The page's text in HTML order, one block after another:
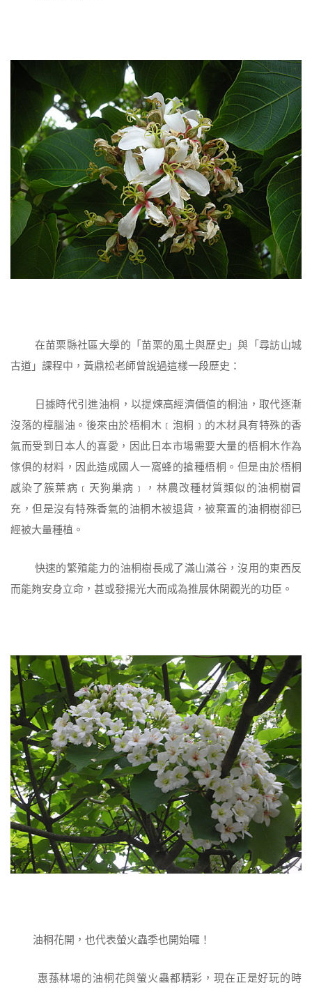
在苗栗縣社區大學的「苗栗的風土與歷史」與「尋訪山城
古道」課程中，黃鼎松老師曾說過這樣一段歷史：
日據時代引進油桐，以提煉高經濟價值的桐油，取代逐漸
沒落的樟腦油。後來由於梧桐木﹝泡桐﹞的木材具有特殊的香
氣而受到日本人的喜愛，因此日本市場需要大量的梧桐木作為
傢俱的材料，因此造成國人一窩蜂的搶種梧桐。但是由於梧桐
感染了簇葉病﹝天狗巢病﹞，林農改種材質類似的油桐樹冒
充，但是沒有特殊香氣的油桐木被退貨，被棄置的油桐樹卻已
經被大量種植。
快速的繁殖能力的油桐樹長成了滿山滿谷，沒用的東西反
而能夠安身立命，甚或發揚光大而成為推展休閑觀光的功臣。
油桐花開，也代表螢火蟲季也開始囉！
惠蓀林場的油桐花與螢火蟲都精彩，現在正是好玩的時